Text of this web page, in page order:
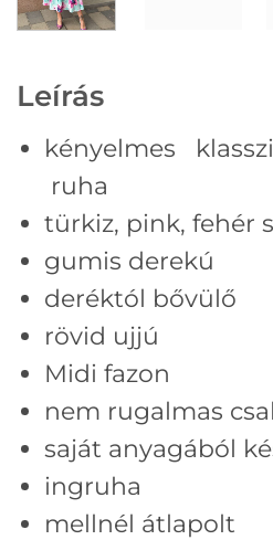
Leírás
kényelmes
ruha
türkiz, pink, fehér
gumis derekú
deréktól bővülő
rövid ujjú
Midi fazon
nem rugalmas
saját anyagából
ingruha
mellnél átlapolt